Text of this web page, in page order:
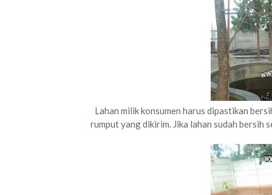
Lahan milik konsumen harus dipastikan
rumput yang dikirim. Jika lahan sudah bersih